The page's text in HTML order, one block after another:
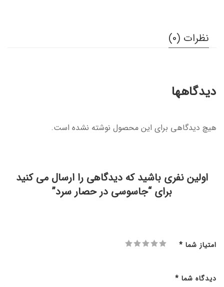
نظرات (0)
دیدگاهها
هیچ دیدگاهی برای این محصول نوشته نشده است.
اولین نفری باشید که دیدگاهی را ارسال می کنید
برای “جاسوسی در حصار سرد”
امتیاز شما *
دیدگاه شما *